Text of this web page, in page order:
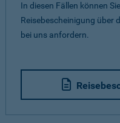
In diesen Fällen können
Reisebescheinigung über
bei uns anfordern.